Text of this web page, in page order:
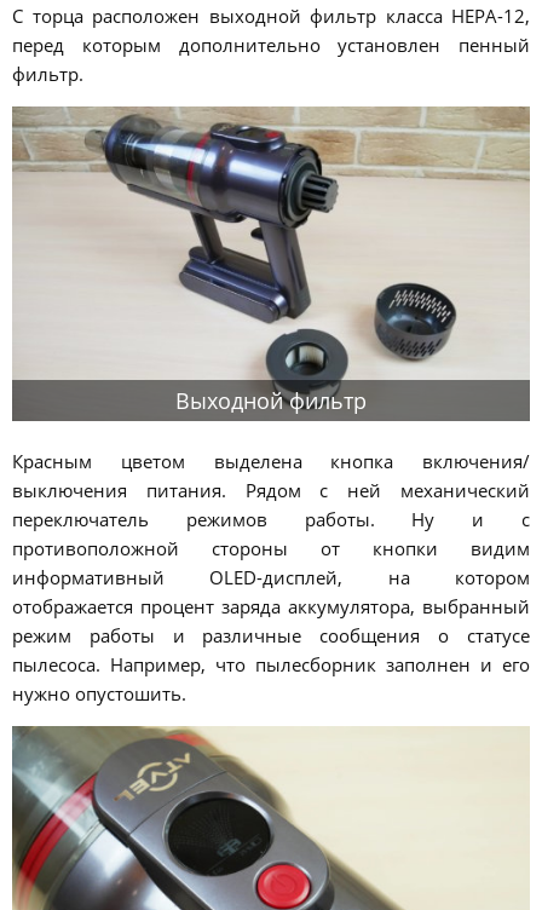
С торца расположен выходной фильтр класса HEPA-12,
перед которым дополнительно установлен пенный
фильтр.
Выходной фильтр
Красным цветом выделена кнопка включения/
выключения питания. Рядом с ней механический
переключатель режимов работы. Ну и с
противоположной стороны от кнопки видим
информативный OLED-дисплей, на котором
отображается процент заряда аккумулятора, выбранный
режим работы и различные сообщения о статусе
пылесоса. Например, что пылесборник заполнен и его
нужно опустошить.